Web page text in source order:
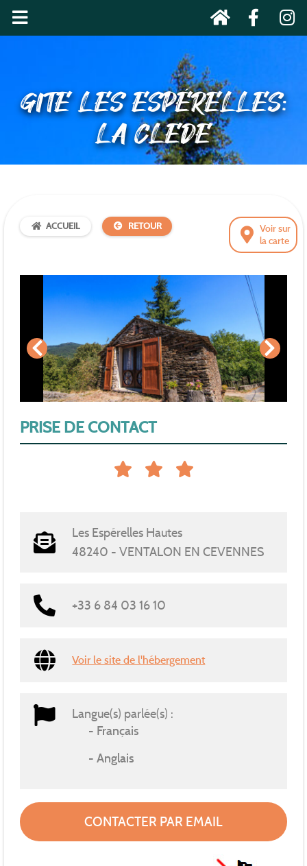
GITE LES ESPÉRELLES:
LA CLEDE
Voir sur
la carte
ACCUEIL RETOUR
PRISE DE CONTACT
Les Espérelles Hautes
48240 - VENTALON EN CEVENNES
+33 6 84 03 16 10
Voir le site de l'hébergement
Langue(s) parlée(s) :
Français
Anglais
CONTACTER PAR EMAIL